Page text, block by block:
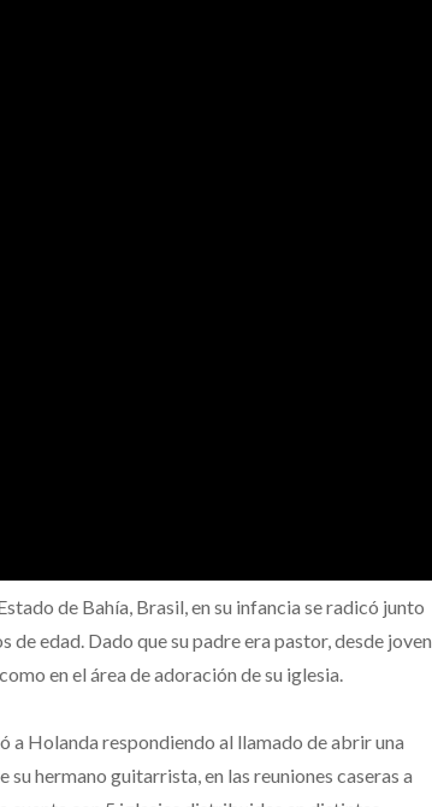
de Bahía, Brasil, en su infancia se radicó junto
edad. Dado que su padre era pastor, desde joven
en el área de adoración de su iglesia.
a Holanda respondiendo al llamado de abrir una
hermano guitarrista, en las reuniones caseras a